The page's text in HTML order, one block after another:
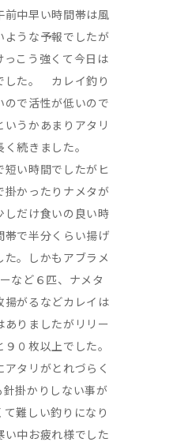
前中早い時間帯は風
ような予報でしたが
っこう強くて今日は
した。 カレイ釣り
ので活性が低いので
うかあまりアタリ
続きました。
短い時間でしたがヒ
掛かったりナメタが
しだけ食いの良い時
帯で半分くらい揚げ
た。しかもアブラメ
など６匹、ナメタ
揚がるなどカレイは
ありましたがリリー
０枚以上でした。
タリがとれづらく
針掛かりしない事が
難しい釣りになり
い中お疲れ様でした